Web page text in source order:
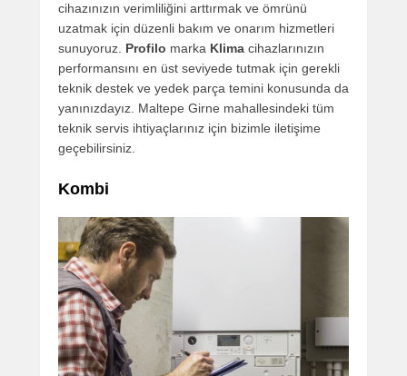
cihazınızın verimliliğini arttırmak ve ömrünü
uzatmak için düzenli bakım ve onarım hizmetleri
sunuyoruz. Profilo marka Klima cihazlarınızın
performansını en üst seviyede tutmak için gerekli
teknik destek ve yedek parça temini konusunda da
yanınızdayız. Maltepe Girne mahallesindeki tüm
teknik servis ihtiyaçlarınız için bizimle iletişime
geçebilirsiniz.
Kombi